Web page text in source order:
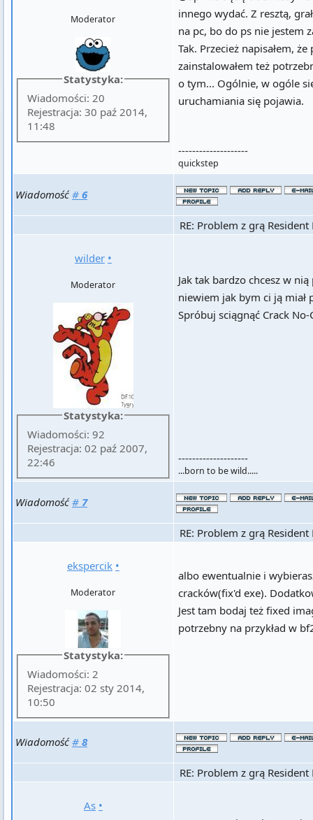
Moderator
Statystyka:
Wiadomości: 20
Rejestracja: 30 paź 2014,
11:48
innego wydać. Z resztą,
na pc, bo do ps nie jestem
Tak. Przecież napisałem,
zainstalowałem też
o tym... Ogólnie, w ogóle
uruchamiania się pojawia.
--------------------
quickstep
Wiadomość # 6
RE: Problem z grą Resident
wilder •
Moderator
Statystyka:
Wiadomości: 92
Rejestracja: 02 paź 2007,
22:46
Jak tak bardzo chcesz w
niewiem jak bym ci ją miał
Spróbuj sciągnąć Crack No-
--------------------
...born to be wild.....
Wiadomość # 7
RE: Problem z grą Resident
ekspercik •
Moderator
Statystyka:
Wiadomości: 2
Rejestracja: 02 sty 2014,
10:50
albo ewentualnie i
cracków(fix'd exe).
Jest tam bodaj też fixed
potrzebny na przykład w
Wiadomość # 8
RE: Problem z grą Resident
As •